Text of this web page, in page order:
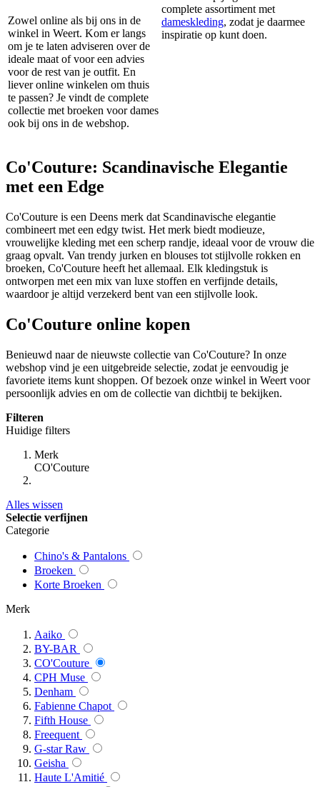
Zowel online als bij ons in de
winkel in Weert. Kom er langs
om je te laten adviseren over de
ideale maat of voor een advies
voor de rest van je outfit. En
liever online winkelen om thuis
te passen? Je vindt de complete
collectie met broeken voor dames
ook bij ons in de webshop.
complete assortiment met
dameskleding, zodat je daarmee
inspiratie op kunt doen.
Co'Couture: Scandinavische Elegantie
met een Edge
Co'Couture is een Deens merk dat Scandinavische elegantie
combineert met een edgy twist. Het merk biedt modieuze,
vrouwelijke kleding met een scherp randje, ideaal voor de vrouw die
graag opvalt. Van trendy jurken en blouses tot stijlvolle rokken en
broeken, Co'Couture heeft het allemaal. Elk kledingstuk is
ontworpen met een mix van luxe stoffen en verfijnde details,
waardoor je altijd verzekerd bent van een stijlvolle look.
Co'Couture online kopen
Benieuwd naar de nieuwste collectie van Co'Couture? In onze
webshop vind je een uitgebreide selectie, zodat je eenvoudig je
favoriete items kunt shoppen. Of bezoek onze winkel in Weert voor
persoonlijk advies en om de collectie van dichtbij te bekijken.
Filteren
Huidige filters
Merk
CO'Couture
Alles wissen
Selectie verfijnen
Categorie
Chino's & Pantalons
Broeken
Korte Broeken
Merk
Aaiko
BY-BAR
CO'Couture
CPH Muse
Denham
Fabienne Chapot
Fifth House
Freequent
G-star Raw
Geisha
Haute L'Amitié